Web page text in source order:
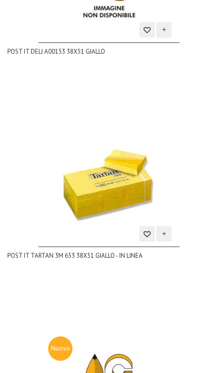
Aggiungi
POST IT DELI A00153 38X51 GIALLO
Aggiungi
alla
POST IT TARTAN 3M 653 38X51 GIALLO - IN LINEA
Nuovo